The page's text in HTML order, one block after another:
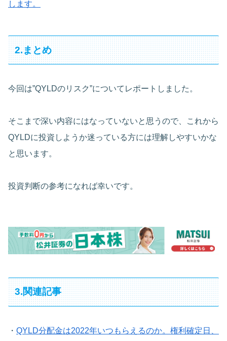
します。
2.まとめ
今回は”QYLDのリスク”についてレポートしました。
そこまで深い内容にはなっていないと思うので、これから
QYLDに投資しようか迷っている方には理解しやすいかな
と思います。
投資判断の参考になれば幸いです。
3.関連記事
・ QYLD分配金は2022年いつもらえるのか。権利確定日、